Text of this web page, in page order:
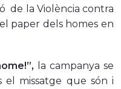
de la Violència contra
paper dels homes en
la campanya se
el missatge que són i